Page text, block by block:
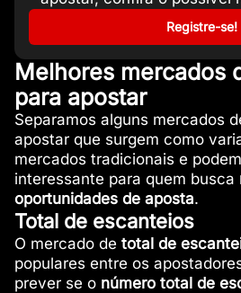
Registre-se!
Melhores mercados
para apostar
Separamos alguns mercados
apostar que surgem como
mercados tradicionais e
interessante para quem busca
oportunidades de aposta.
Total de escanteios
O mercado de total de
populares entre os
prever se o número total de